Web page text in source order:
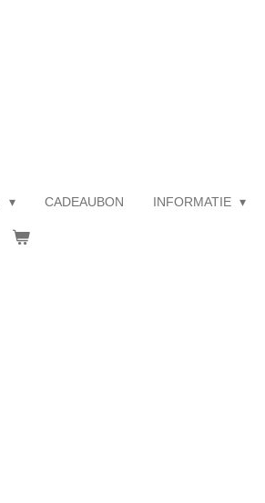
CADEAUBON INFORMATIE